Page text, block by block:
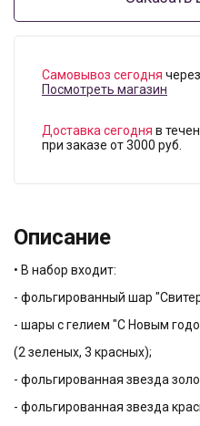
Самовывоз сегодня
Посмотреть магазин
Доставка сегодня в
при заказе от 3000 руб.
Описание
• В набор входит:
- фольгированный шар
- шары с гелием "С Новым
(2 зеленых, 3 красных);
- фольгированная звезда
- фольгированная звезда